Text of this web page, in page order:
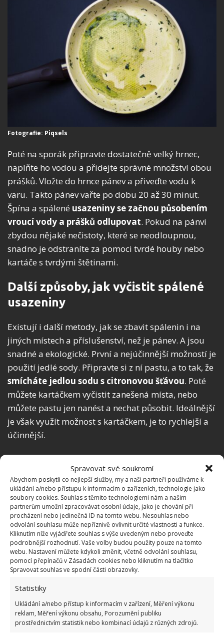
Spravovat své soukromí
Abychom poskytli co nejlepší služby, my a naši partneři používáme k
ukládání a/nebo přístupu k informacím o zařízeních, technologie jako
soubory cookies. Souhlas s těmito technologiemi nám a našim
partnerům umožní zpracovávat osobní údaje, jako je chování při
procházení nebo jedinečná ID na tomto webu. Nesouhlas nebo
odvolání souhlasu může nepříznivě ovlivnit určité vlastnosti a funkce.
Kliknutím níže vyjádřete souhlas s výše uvedeným nebo proveďte
podrobnější rozhodnutí. Vaše volby budou použity pouze na tomto
webu. Nastavení můžete kdykoli změnit, včetně odvolání souhlasu,
pomocí přepínačů v Zásadách cookies nebo kliknutím na tlačítko
Spravovat souhlas ve spodní části obrazovky.
Statistiky
Ukládání a/nebo přístup k informacím v zařízení, Měření výkonu
reklam, Měření výkonu obsahu, Porozumění publiku
prostřednictvím statistik nebo kombinací údajů z různých zdrojů.
Fotografie: Piqsels
Poté na sporák připravte dostatečně velký hrnec,
naplňte ho vodou a přidejte správné množství obou
prášků. Vložte do hrnce pánev a přiveďte vodu k
varu. Takto pánev vařte po dobu 20 až 30 minut.
Špína a spálené usazeniny se začnou působením
vroucí vody a prášků odlupovat. Pokud na pánvi
zbydou nějaké nečistoty, které se neodloupnou,
snadno je odstraníte za pomoci tvrdé houby nebo
kartáče s tvrdými štětinami.
Další způsoby, jak vyčistit spálené
usazeniny
Existují i další metody, jak se zbavit spálenin i na
jiných místech a příslušenství, než je pánev. A jsou
snadné a ekologické. První a nejúčinnější možností je
použití jedlé sody. Připravte si z ní pastu, a to tak, že
smícháte jedlou sodu s citronovou šťávou. Poté
můžete kartáčkem vyčistit zanešená místa, nebo
můžete pastu jen nanést a nechat působit. Ideálnější
je však využít možnost s kartáčkem, je to rychlejší a
účinnější.
Skvělým prostředek proti mastnotám a usazeninám
je také obyčejný ocet. Nejenže se dá použít v kuchyni
při vaření, ale skvěle vyčistí i ta nejzanešenější místa.
Stačí, když do rozprašovačenalijete trochu octa a
postříkáte místa s usazeninami. Skvěle reaguje
také společně s pastou z jedlé sody, protože jejich
sloučením začne pasta pěnit a výsledek bude
dvakrát účinnější.